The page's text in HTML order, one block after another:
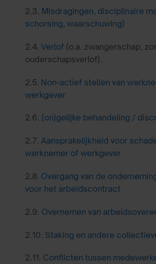
2.3. Misdragingen, disciplinaire
schorsing, waarschuwing)
2.4. Verlof (o.a. zwangerschap,
ouderschapsverlof).
2.5. Non-actief stellen van
werkgever
2.6. (on)gelijke behandeling /
2.7. Aansprakelijkheid voor
werknemer of werkgever
2.8. Overgang van de
voor het arbeidscontract
2.9. Overnemen van
2.10. Staking en andere
2.11. Conflicten tussen